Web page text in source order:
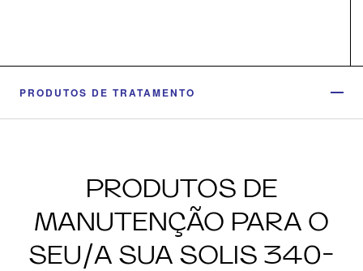
PRODUTOS DE TRATAMENTO
PRODUTOS DE
MANUTENÇÃO PARA O
SEU/A SUA SOLIS 340-